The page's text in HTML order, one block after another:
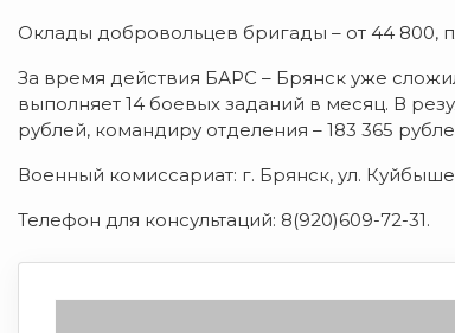
Оклады добровольцев бригады – от 44 800,
За время действия БАРС – Брянск уже
выполняет 14 боевых заданий в месяц. В
рублей, командиру отделения – 183 365
Военный комиссариат: г. Брянск, ул.
Телефон для консультаций: 8(920)609-72-31.